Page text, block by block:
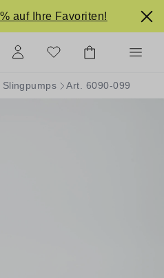
auf Ihre Favoriten!
Art. 6090-099